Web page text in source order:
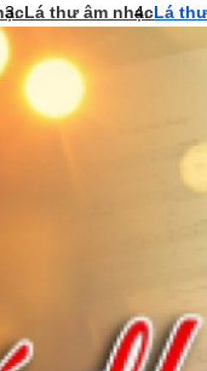
Lá thư âm nhạcLá